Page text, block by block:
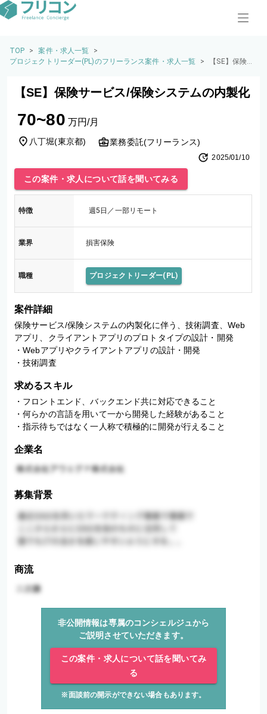
TOP > 案件・求人一覧
>
プロジェクトリーダー(PL)のフリーランス案件・求人一覧
>
【SE】保険サ
製化
【SE】保険サービス/保険システムの内製化
70~80 万円/月
八丁堀(東京都) 業務委託(フリーランス)
2025/01/10
この案件・求人について話を聞いてみる
特徴 週5日／一部リモート
業界 損害保険
職種 プロジェクトリーダー(PL)
案件詳細
保険サービス/保険システムの内製化に伴う、技術調査、Web
アプリ、クライアントアプリのプロトタイプの設計・開発
・Webアプリやクライアントアプリの設計・開発
・技術調査
求めるスキル
・フロントエンド、バックエンド共に対応できること
・何らかの言語を用いて一から開発した経験があること
・指示待ちではなく一人称で積極的に開発が行えること
企業名
募集背景
商流
非公開情報は専属のコンシェルジュから
ご説明させていただきます。
この案件・求人について話を聞いてみ
る
※面談前の開示ができない場合もあります。